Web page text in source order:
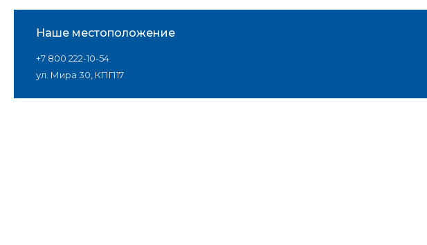
Наше местоположение
+7 800 222-10-54
ул. Мира 30, КПП17